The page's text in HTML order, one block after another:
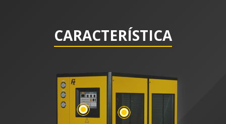
CARACTERÍSTICA